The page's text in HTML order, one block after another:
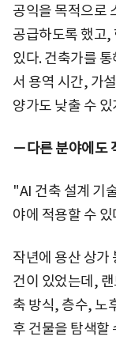
공익을 목적으로
공급하도록 했고,
있다. 건축가를
서 용역 시간, 가
양가도 낮출 수
－다른 분야에도
"AI 건축 설계 기
야에 적용할 수
작년에 용산 상가
건이 있었는데,
축 방식, 층수, 노
후 건물을 탐색할